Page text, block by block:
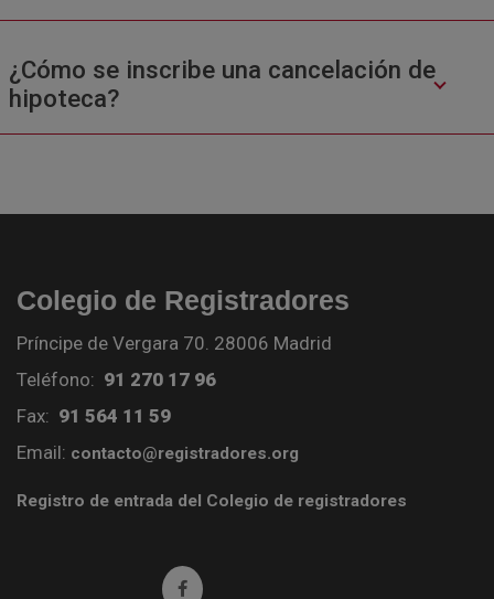
¿Cómo se inscribe una cancelación de
hipoteca?
Colegio de Registradores
Príncipe de Vergara 70. 28006 Madrid
Teléfono: 91 270 17 96
Fax: 91 564 11 59
Email: contacto@registradores.org
Registro de entrada del Colegio de registradores
Ir a facebook (abre en ventana nueva)